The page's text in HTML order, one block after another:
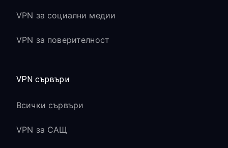
VPN за социални медии
VPN за поверителност
VPN сървъри
Всички сървъри
VPN за САЩ